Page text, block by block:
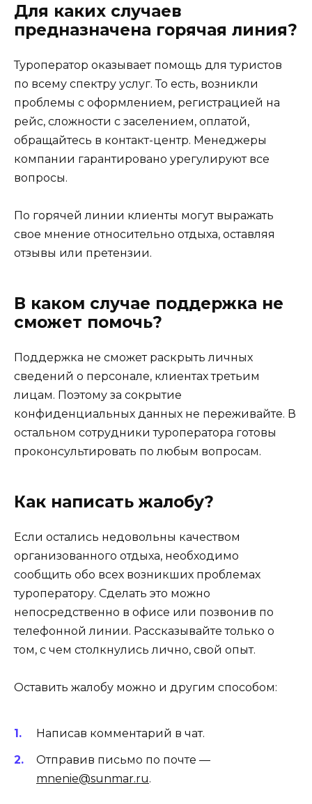
Для каких случаев
предназначена горячая линия?
Туроператор оказывает помощь для туристов
по всему спектру услуг. То есть, возникли
проблемы с оформлением, регистрацией на
рейс, сложности с заселением, оплатой,
обращайтесь в контакт-центр. Менеджеры
компании гарантировано урегулируют все
вопросы.
По горячей линии клиенты могут выражать
свое мнение относительно отдыха, оставляя
отзывы или претензии.
В каком случае поддержка не
сможет помочь?
Поддержка не сможет раскрыть личных
сведений о персонале, клиентах третьим
лицам. Поэтому за сокрытие
конфиденциальных данных не переживайте. В
остальном сотрудники туроператора готовы
проконсультировать по любым вопросам.
Как написать жалобу?
Если остались недовольны качеством
организованного отдыха, необходимо
сообщить обо всех возникших проблемах
туроператору. Сделать это можно
непосредственно в офисе или позвонив по
телефонной линии. Рассказывайте только о
том, с чем столкнулись лично, свой опыт.
Оставить жалобу можно и другим способом:
Написав комментарий в чат.
Отправив письмо по почте —
mnenie@sunmar.ru.